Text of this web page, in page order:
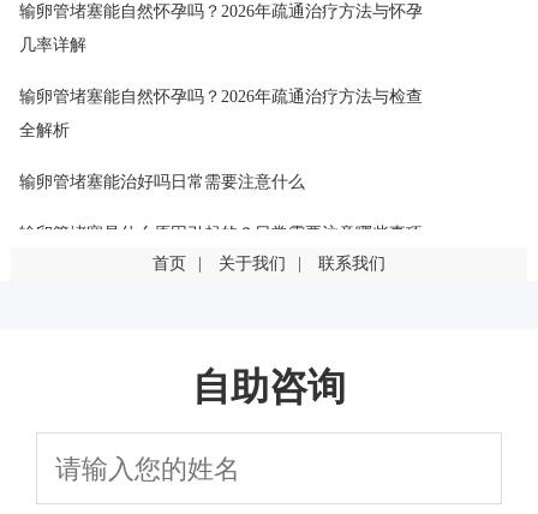
输卵管堵塞能自然怀孕吗？2026年疏通治疗方法与怀孕
几率详解
输卵管堵塞能自然怀孕吗？2026年疏通治疗方法与检查
全解析
输卵管堵塞能治好吗日常需要注意什么
输卵管堵塞是什么原因引起的？日常需要注意哪些事项
首页 关于我们 联系我们
自助咨询